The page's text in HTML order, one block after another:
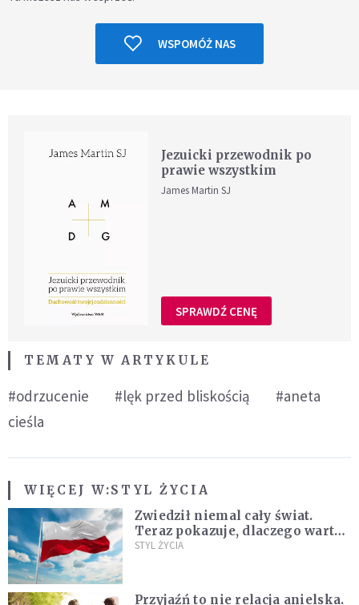
WSPOMÓŻ NAS
Jezuicki przewodnik po
prawie wszystkim
James Martin SJ
SPRAWDŹ CENĘ
TEMATY W ARTYKULE
#odrzucenie #lęk przed bliskością
#aneta
cieśla
WIĘCEJ W:STYL ŻYCIA
Zwiedził niemal cały świat.
Teraz pokazuje, dlaczego warto
zakochać się w Polsce
STYL ŻYCIA
Przyjaźń to nie relacja anielska.